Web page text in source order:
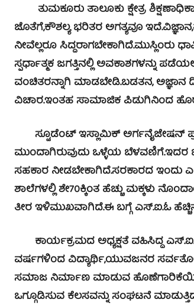
ತುಮಕೂರು ತಾಲೂಕು ಕ್ಷೇತ್ರ
ಜೊತೆಗೆ,ಕೌಶಲ್ಯ ಭರಿತರ ಅಗತ್ಯವೂ
ನೀವೆಲ್ಲರೂ
ಸ್ಪರ್ಧಾತ್ಮಕ ಜಗತ್ತಿನಲ್ಲಿ ಅವಕಾಶಗಳನ್ನು
ವಂಚಿತರನ್ನಾಗಿ ಮಾಡಬೇಡಿ.ಬಡತನ, ಅಜ್ಞಾನ
ವಿಚಾರ.ಇಂತಹ ಸಾಮಾಜಿಕ ಪಿಡುಗಿನಿಂದ
ಸ್ಟೂಡೆಂಟ್ ಇಸ್ಲಾಮಿಕ್ ಅರ್ಗನೈಜೇಷನ್
ಮುಂದಾಗಿರುವುದು ಒಳ್ಳೆಯ
ಸಹಕಾರ ನೀಡಬೇಕಾಗಿದೆ.ಸರಕಾರದ ಇಂದು
ಶಾಲೆಗಳಲ್ಲಿ ಶೇ70ಕ್ಕಿಂತ ಹೆಚ್ಚು ಮಕ್ಕಳು
ತೀರ ಇಳಿಮುಖವಾಗಿದೆ.ಈ ಬಗ್ಗೆ ಎಸ್.ಐ.ಓ
ಕಾರ್ಯಕ್ರಮದ ಅಧ್ಯಕ್ಷತೆ ವಹಿಸಿದ್ದ
ವರ್ಷಗಳಿಂದ ವಿದ್ಯಾರ್ಥಿ,ಯುವಜನರ
ಸಮಾಜ ನಿರ್ಮಾಣ ಮಾಡುವ
ಒಗ್ಗೂಡಿಸುವ ಕೆಲಸವನ್ನು ಸಂಘಟನೆ